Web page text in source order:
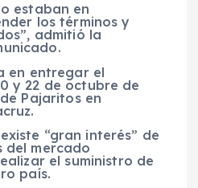
estaban en
los términos y
admitió la
en entregar el
y 22 de octubre de
Pajaritos en
“gran interés” de
del mercado
el suministro de
país.